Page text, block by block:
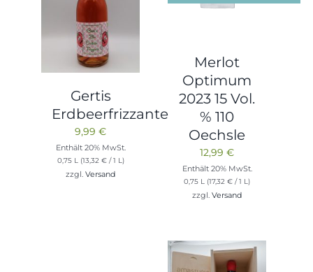
Gertis
Erdbeerfrizzante
9,99€
Enthält 20% MwSt.
0,75 L (13,32 €/ 1 L)
zzgl.Versand
Merlot
Optimum
2023 15 Vol.
% 110
Oechsle
12,99€
Enthält 20% MwSt.
0,75 L (17,32€ / 1 L)
zzgl.Versand